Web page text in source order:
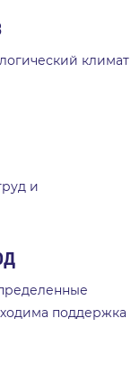
климат
и
поддержка